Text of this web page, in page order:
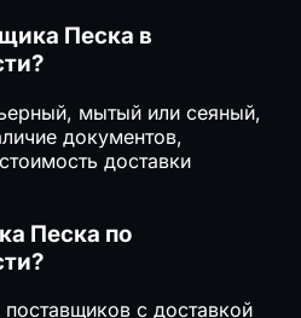
Песка в
мытый или сеяный,
документов,
доставки
Песка по
с доставкой